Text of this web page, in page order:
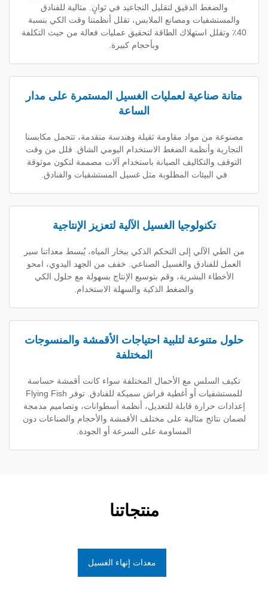
الدقيق لتقليل التجاعيد في ثوانٍ. مثالية للفنادق
ومصانع الملابس، تقلل أنظمتنا وقت الكي بنسبة
استهلاك الطاقة لتحقيق عمليات فعالة من حيث التكلفة
لعمليات الغسيل المستمرة على مدار
مواد مقاومة ثقيلة وهندسة متقدمة، تتحمل مكابسنا
وأنظمة الضغط الاستخدام اليومي الشاق. قلل من وقت
الصيانة باستخدام آلات مصممة لتكون موثوقة
المطلوبة مثل غسيل المستشفيات والفنادق.
الغسيل الآلية لتعزيز الإنتاجية
إلى التحكم الذكي ببخار المياه، يُبسط معداتنا سير
والغسيل الصناعي. خفف من الجهد اليدوي، امحو
البشرية، وقم بتوسيع الإنتاج بسهولة مع حلول الكي
والضغط الذكية والسهلة الاستخدام.
لتلبية احتياجات الأقمشة والمنسوجات
مع الأحمال المختلفة سواء كانت أقمشة حساسة
للمستشفيات أو أغطية فراش سميكة للفنادق. توفر Flying Fish
قابلة للتعديل، أنظمة أسطوانات، وتصاميم مدمجة
مثالية على مختلف الأقمشة والأحجام والصناعات دون
المساومة على السرعة أو الجودة.
معدات إنهاء الغسيل